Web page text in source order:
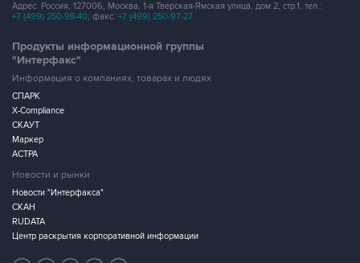
Адрес: Россия, 127006, Москва, 1-я Тверская-Ямская улица, дом 2, стр.1, тел.:
+7 (499) 250-98-40, факс: +7 (499) 250-97-27
Продукты информационной группы
"Интерфакс"
Информация о компаниях, товарах и людях
СПАРК
X-Compliance
СКАУТ
Маркер
АСТРА
Новости и рынки
Новости "Интерфакса"
СКАН
RUDATA
Центр раскрытия корпоративной информации